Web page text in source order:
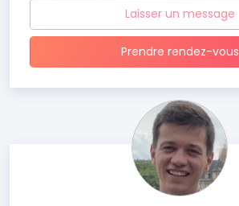
Laisser un message
Prendre rendez-vous